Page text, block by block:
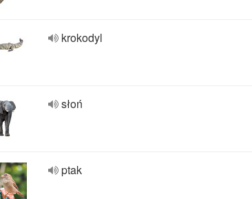
krokodyl
słoń
ptak